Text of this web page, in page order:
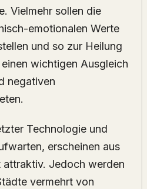
. Vielmehr sollen die
emotionalen Werte
und so zur Heilung
wichtigen Ausgleich
negativen
Technologie und
erscheinen aus
attraktiv. Jedoch werden
vermehrt von